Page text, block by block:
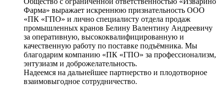
Фарма» выражает искреннюю признательность ООО
«ПК «ГПО» и лично специалисту отдела продаж
промышленных кранов Белину Валентину Андреевичу
за оперативную, высококвалифицированную и
качественную работу по поставке подъёмника. Мы
благодарим компанию «ПК «ГПО» за профессионализм,
энтузиазм и доброжелательность.
Надеемся на дальнейшее партнерство и плодотворное
взаимовыгодное сотрудничество.